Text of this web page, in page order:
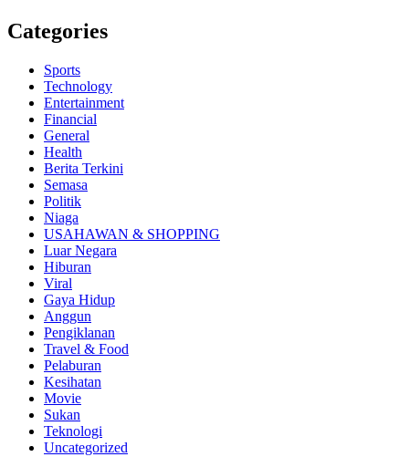
Categories
Sports
Technology
Entertainment
Financial
General
Health
Berita Terkini
Semasa
Politik
Niaga
USAHAWAN & SHOPPING
Luar Negara
Hiburan
Viral
Gaya Hidup
Anggun
Pengiklanan
Travel & Food
Pelaburan
Kesihatan
Movie
Sukan
Teknologi
Uncategorized